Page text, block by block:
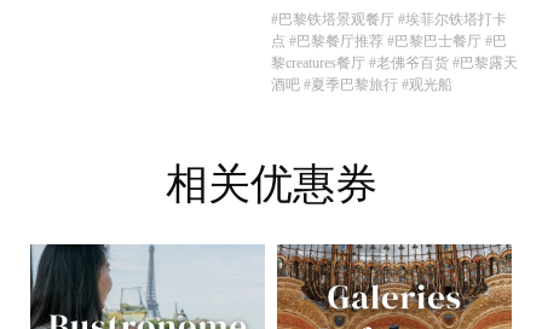
#巴黎铁塔景观餐厅 #埃菲尔铁塔打卡
点 #巴黎餐厅推荐 #巴黎巴士餐厅 #巴
黎creatures餐厅 #老佛爷百货 #巴黎露天
酒吧 #夏季巴黎旅行 #观光船
相关优惠券